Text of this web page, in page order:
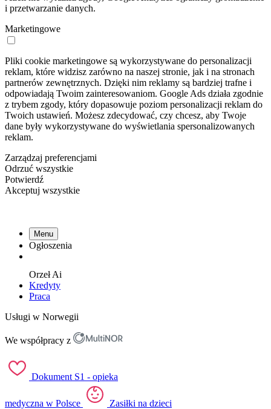
i przetwarzanie danych.
Marketingowe
Pliki cookie marketingowe są wykorzystywane do personalizacji
reklam, które widzisz zarówno na naszej stronie, jak i na stronach
partnerów zewnętrznych. Dzięki nim reklamy są bardziej trafne i
odpowiadają Twoim zainteresowaniom. Google Ads działa zgodnie
z trybem zgody, który dopasowuje poziom personalizacji reklam do
Twoich ustawień. Możesz zdecydować, czy chcesz, aby Twoje
dane były wykorzystywane do wyświetlania spersonalizowanych
reklam.
Zarządzaj preferencjami
Odrzuć wszystkie
Potwierdź
Akceptuj wszystkie
Menu
Ogłoszenia
OrzełAi
Kredyty
Praca
Usługi w Norwegii
We współpracy z
Dokument S1 - opieka
medyczna w Polsce Zasiłki na dzieci